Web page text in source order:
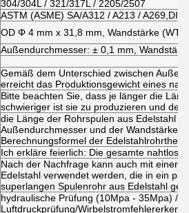
304/304L / 321/317L / 2205/2507
ASTM (ASME) SA/A312 / A213 /
OD Φ 4 mm x 31,8 mm, Wandstärke
Außendurchmesser: ± 0,1 mm,
Gemäß dem Unterschied zwischen
erreicht das Produktionsgewicht eines
Bitte beachten Sie, dass je länger die
schwieriger ist sie zu produzieren und
die Länge der Rohrspulen aus Edelstahl
Außendurchmesser und der Wandstärke
Berechnungsformel der
Ich erkläre feierlich: Die gesamte
Nach der Nachfrage kann auch mit einer
Edelstahl verwendet werden, die in ein
superlangen Spulenrohr aus Edelstahl
hydraulische Prüfung (10Mpa - 35Mpa) /
Luftdruckprüfung/